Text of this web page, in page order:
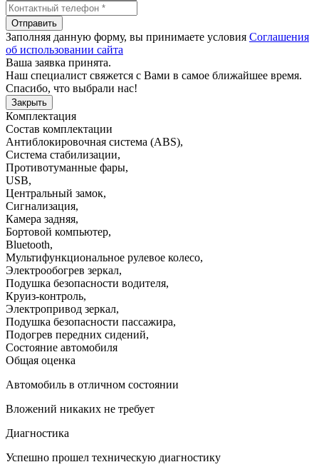
Отправить
Заполняя данную форму, вы принимаете условия Соглашения
об использовании сайта
Ваша заявка принята.
Наш специалист свяжется с Вами в самое ближайшее время.
Спасибо, что выбрали нас!
Закрыть
Комплектация
Состав комплектации
Антиблокировочная система (ABS),
Система стабилизации,
Противотуманные фары,
USB,
Центральный замок,
Сигнализация,
Камера задняя,
Бортовой компьютер,
Bluetooth,
Мультифункциональное рулевое колесо,
Электрообогрев зеркал,
Подушка безопасности водителя,
Круиз-контроль,
Электропривод зеркал,
Подушка безопасности пассажира,
Подогрев передних сидений,
Состояние автомобиля
Общая оценка
Автомобиль в отличном состоянии
Вложений никаких не требует
Диагностика
Успешно прошел техническую диагностику